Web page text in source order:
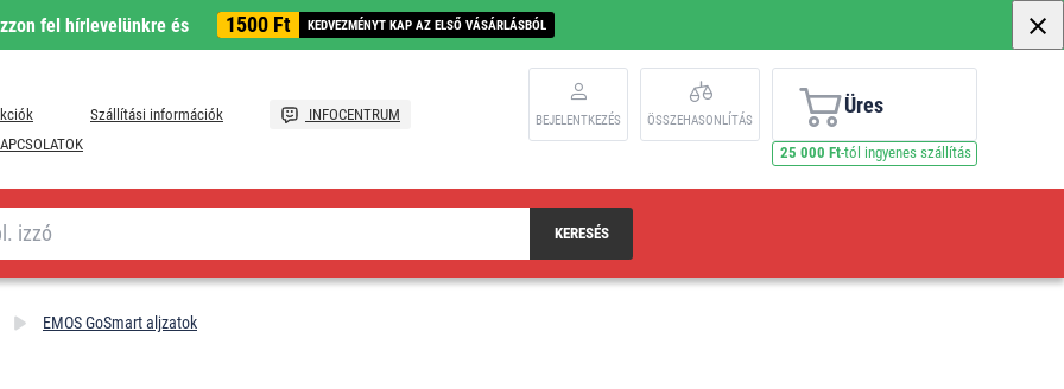
fel hírlevelünkre és 1500 Ft KEDVEZMÉNYT KAP AZ ELSŐ VÁSÁRLÁSBÓL
Szállítási információk
INFOCENTRUM
BEJELENTKEZÉS ÖSSZEHASONLÍTÁS
Üres
25 000 Ft-tól ingyenes szállítás
KERESÉS
EMOS GoSmart aljzatok